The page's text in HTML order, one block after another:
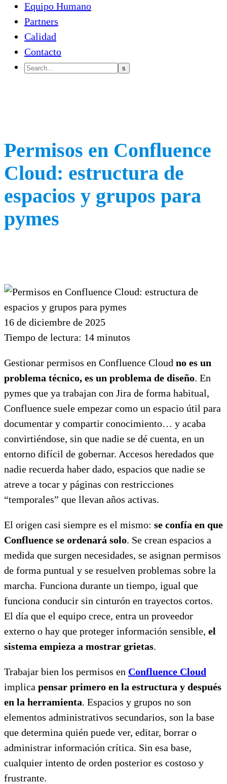
Equipo Humano
Partners
Calidad
Contacto
Permisos en Confluence
Cloud: estructura de
espacios y grupos para
pymes
16 de diciembre de 2025
Tiempo de lectura: 14 minutos
Gestionar permisos en Confluence Cloud no es un
problema técnico, es un problema de diseño. En
pymes que ya trabajan con Jira de forma habitual,
Confluence suele empezar como un espacio útil para
documentar y compartir conocimiento… y acaba
convirtiéndose, sin que nadie se dé cuenta, en un
entorno difícil de gobernar. Accesos heredados que
nadie recuerda haber dado, espacios que nadie se
atreve a tocar y páginas con restricciones
“temporales” que llevan años activas.
El origen casi siempre es el mismo: se confía en que
Confluence se ordenará solo. Se crean espacios a
medida que surgen necesidades, se asignan permisos
de forma puntual y se resuelven problemas sobre la
marcha. Funciona durante un tiempo, igual que
funciona conducir sin cinturón en trayectos cortos.
El día que el equipo crece, entra un proveedor
externo o hay que proteger información sensible, el
sistema empieza a mostrar grietas.
Trabajar bien los permisos en Confluence Cloud
implica pensar primero en la estructura y después
en la herramienta. Espacios y grupos no son
elementos administrativos secundarios, son la base
que determina quién puede ver, editar, borrar o
administrar información crítica. Sin esa base,
cualquier intento de orden posterior es costoso y
frustrante.